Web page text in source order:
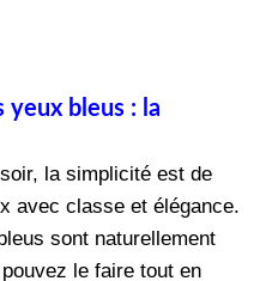
yeux bleus : la
la simplicité est de
avec classe et élégance.
sont naturellement
le faire tout en